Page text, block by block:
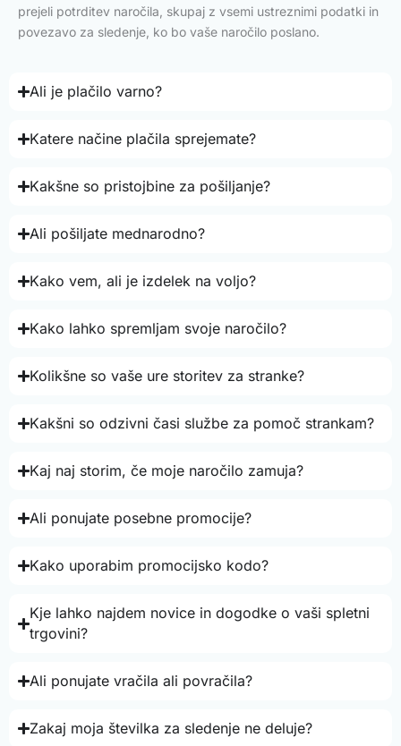
prejeli potrditev naročila, skupaj z vsemi ustreznimi podatki in
povezavo za sledenje, ko bo vaše naročilo poslano.
Ali je plačilo varno?
Katere načine plačila sprejemate?
Kakšne so pristojbine za pošiljanje?
Ali pošiljate mednarodno?
Kako vem, ali je izdelek na voljo?
Kako lahko spremljam svoje naročilo?
Kolikšne so vaše ure storitev za stranke?
Kakšni so odzivni časi službe za pomoč strankam?
Kaj naj storim, če moje naročilo zamuja?
Ali ponujate posebne promocije?
Kako uporabim promocijsko kodo?
Kje lahko najdem novice in dogodke o vaši spletni
trgovini?
Ali ponujate vračila ali povračila?
Zakaj moja številka za sledenje ne deluje?